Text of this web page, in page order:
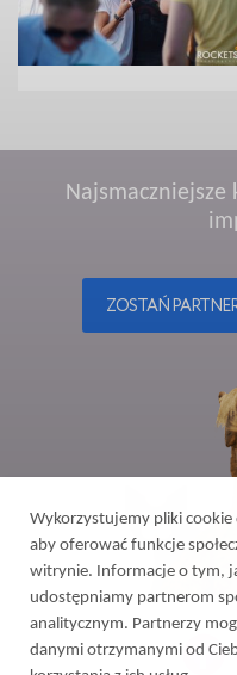
Najsmaczniejsze
ZOSTAŃ
Wykorzystujemy pliki cookie
aby oferować funkcje
witrynie. Informacje o tym,
udostępniamy partnerom
analitycznym. Partnerzy
danymi otrzymanymi od